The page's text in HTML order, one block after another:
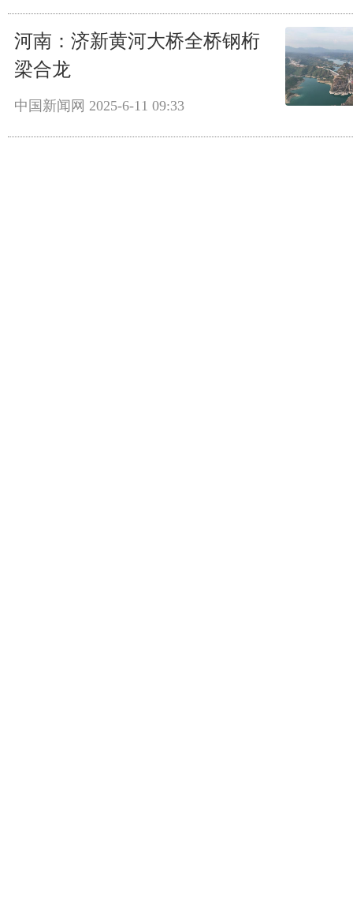
河南：济新黄河大桥全桥钢桁
梁合龙
中国新闻网 2025-6-11 09:33